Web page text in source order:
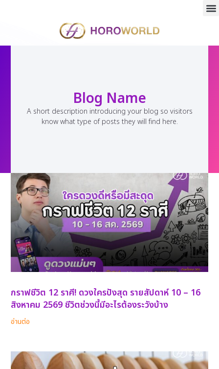
Blog Name
A short description introducing your blog so visitors
know what type of posts they will find here.
กราฟชีวิต 12 ราศี! ดวงใครปังสุด รายสัปดาห์ 10 – 16
สิงหาคม 2569 ชีวิตช่วงนี้มีอะไรต้องระวังบ้าง
อ่านต่อ